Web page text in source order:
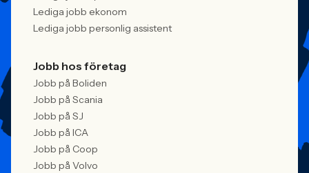
Lediga jobb ekonom
Lediga jobb personlig assistent
Jobb hos företag
Jobb på Boliden
Jobb på Scania
Jobb på SJ
Jobb på ICA
Jobb på Coop
Jobb på Volvo